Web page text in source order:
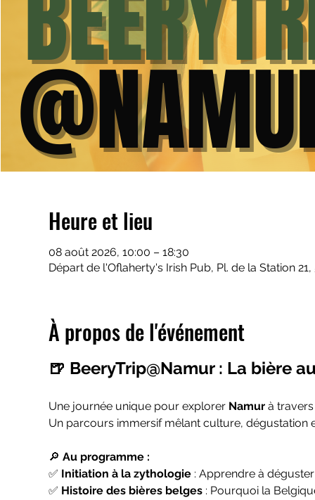
Heure et lieu
08 août 2026, 10:00 – 18:30
Départ de l'Oflaherty's Irish Pub, Pl. de la Station
À propos de l'événement
🍺 BeeryTrip@Namur : La bière
Une journée unique pour explorer Namur à travers
Un parcours immersif mêlant culture, dégustation
🔎 Au programme :
✅ Initiation à la zythologie : Apprendre à
✅ Histoire des bières belges : Pourquoi la